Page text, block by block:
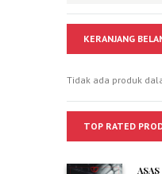
KERANJANG
Tidak ada produk
TOP RATED